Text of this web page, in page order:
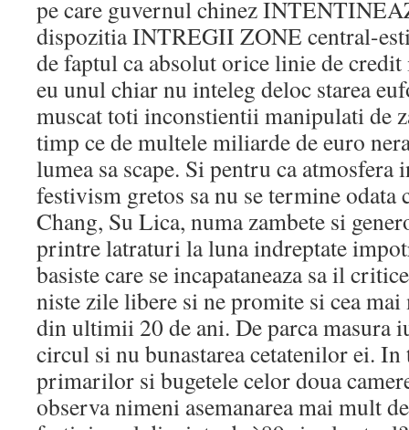
pe care guvernul chinez
dispozitia INTREGII ZONE central-
de faptul ca absolut orice linie de
eu unul chiar nu inteleg deloc starea
muscat toti inconstientii manipulati de
timp ce de multele miliarde de euro
lumea sa scape. Si pentru ca atmosfera
festivism gretos sa nu se termine odata
Chang, Su Lica, numa zambete si
printre latraturi la luna indreptate
basiste care se incapataneaza sa il
niste zile libere si ne promite si cea
din ultimii 20 de ani. De parca masura
circul si nu bunastarea cetatenilor ei.
primarilor si bugetele celor doua
observa nimeni asemanarea mai mult